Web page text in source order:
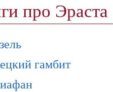
про
гамбит